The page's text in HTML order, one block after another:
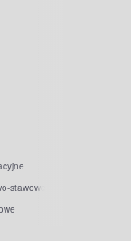
stawowe